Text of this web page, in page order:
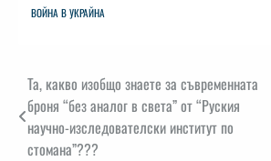
ВОЙНА В УКРАЙНА
Навигация
Та, какво изобщо знаете за съвременната
броня “без аналог в света” от “Руския
научно-изследователски институт по
стомана”???